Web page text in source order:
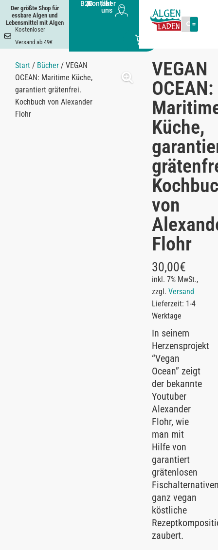
Der größte Shop für
essbare Algen und
Lebensmittel mit Algen
Kostenloser
Versand ab 49€
B2B
|Kontakt
|Über
uns
Start / Bücher / VEGAN
OCEAN: Maritime Küche,
garantiert grätenfrei.
Kochbuch von Alexander
Flohr
VEGAN
OCEAN:
Küche,
von
Flohr
30,00€
inkl. 7% MwSt.,
zzgl.Versand
Lieferzeit: 1-4
Werktage
In seinem
Herzensprojekt
“Vegan
Ocean” zeigt
der bekannte
Youtuber
Alexander
Flohr, wie
man mit
Hilfe von
garantiert
grätenlosen
ganz vegan
köstliche
zaubert.